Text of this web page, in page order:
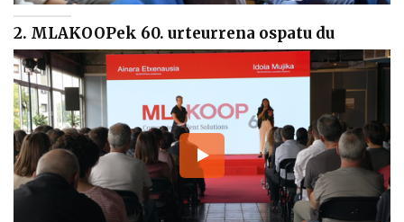
2. MLAKOOPek 60. urteurrena ospatu du